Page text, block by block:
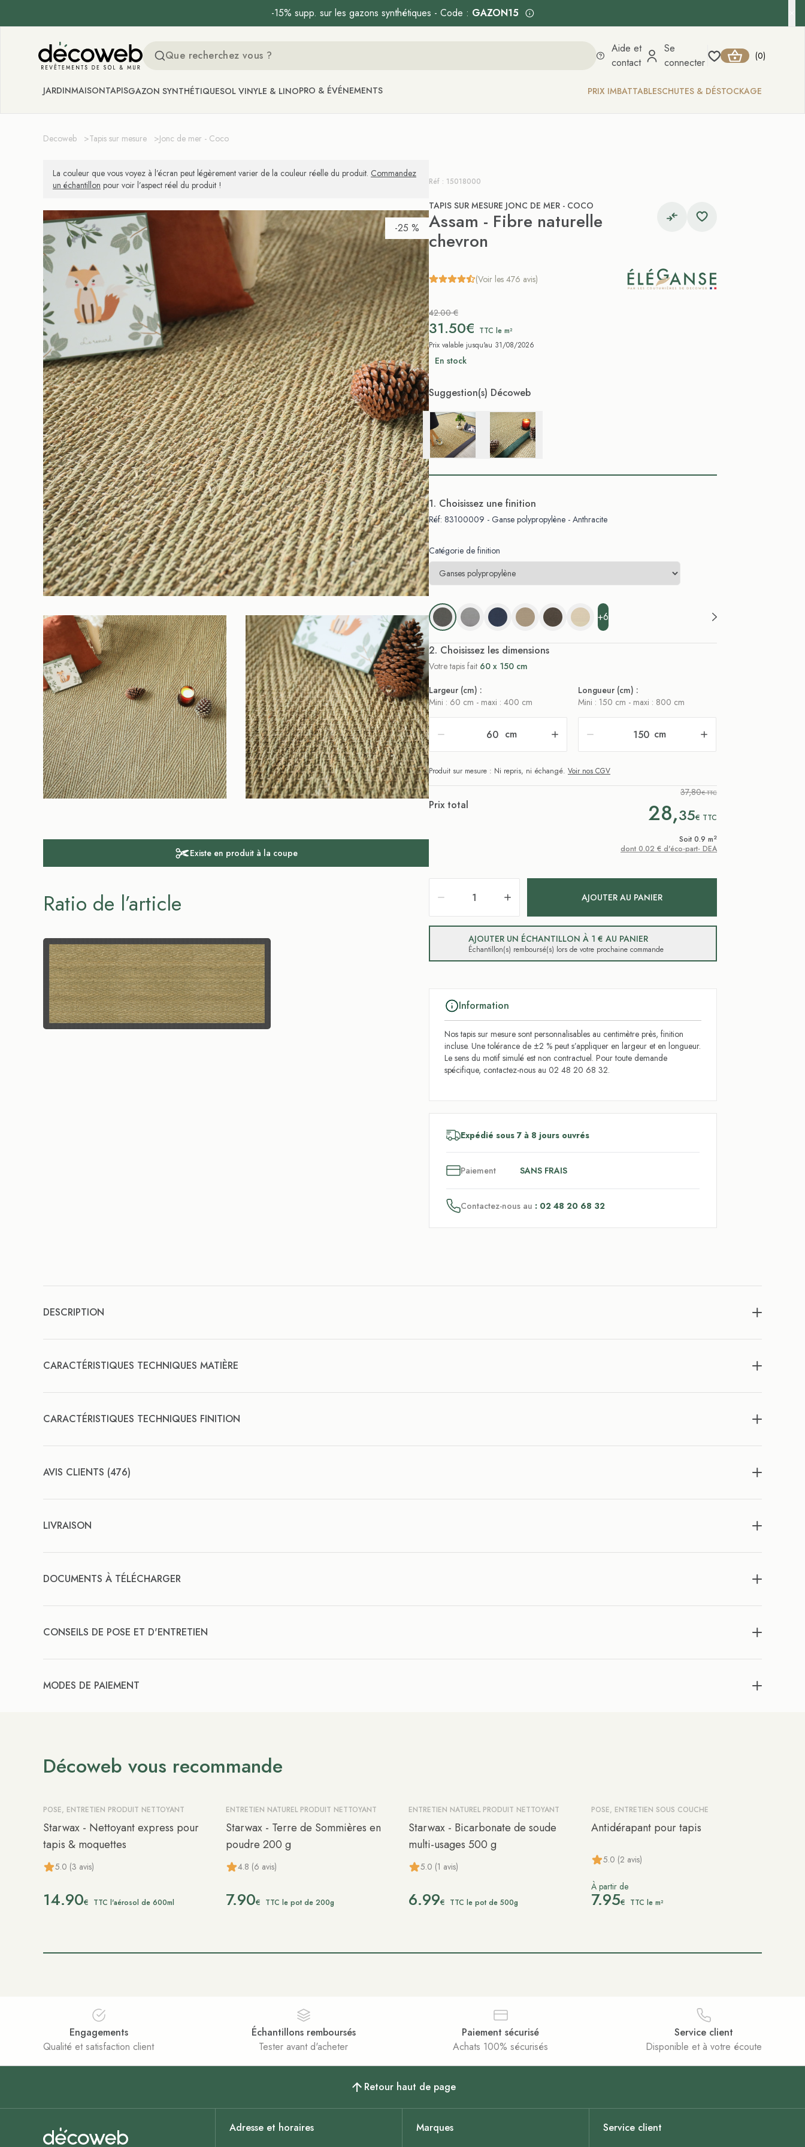
-15% supp. sur les gazons synthétiques - Code : GAZON15
Decoweb
Aide et
contact
Se
connecter
(0)
JARDINMAISONTAPISGAZON SYNTHÉTIQUESOL VINYLE & LINOPRO & ÉVÉNEMENTS PRIX IMBATTABLESCHUTES & DÉSTOCKAGE
Decoweb >Tapis sur mesure >Jonc de mer - Coco
La couleur que vous voyez à l’écran peut légèrement varier de la couleur réelle du produit. Commandez
un échantillon pour voir l’aspect réel du produit !
-25 %
Existe en produit à la coupe
Ratio de l’article
Réf : 15018000
TAPIS SUR MESURE JONC DE MER - COCO
Assam - Fibre naturelle
chevron
(Voir les 476 avis)
42.00 €
31.50€ TTC le m²
Prix valable jusqu'au 31/08/2026
En stock
Suggestion(s) Décoweb
. Choisissez une finition
Réf: 83100009 - Ganse polypropylène - Anthracite
Catégorie de finition
+6
. Choisissez les dimensions
Votre tapis fait 60 x 150 cm
Largeur (cm) :
Mini : 60 cm - maxi : 400 cm
cm
Longueur (cm) :
Mini : 150 cm - maxi : 800 cm
cm
Produit sur mesure : Ni repris, ni échangé. Voir nos CGV
Prix total
37,80€ TTC
28,35€ TTC
Soit 0.9 m2
dont 0.02 € d'éco-part- DEA
AJOUTER AU PANIER
AJOUTER UN ÉCHANTILLON À 1 € AU PANIER
Échantillon(s) remboursé(s) lors de votre prochaine commande
Information
Nos tapis sur mesure sont personnalisables au centimètre près, finition
incluse. Une tolérance de ±2 % peut s’appliquer en largeur et en longueur.
Le sens du motif simulé est non contractuel. Pour toute demande
spécifique, contactez-nous au 02 48 20 68 32.
Expédié sous 7 à 8 jours ouvrés
Paiement SANS FRAIS
Contactez-nous au : 02 48 20 68 32
DESCRIPTION
CARACTÉRISTIQUES TECHNIQUES MATIÈRE
CARACTÉRISTIQUES TECHNIQUES FINITION
AVIS CLIENTS (476)
LIVRAISON
DOCUMENTS À TÉLÉCHARGER
CONSEILS DE POSE ET D'ENTRETIEN
MODES DE PAIEMENT
Décoweb vous recommande
POSE, ENTRETIEN PRODUIT NETTOYANT
Starwax - Nettoyant express pour
tapis & moquettes
5.0 (3 avis)
14.90€ TTC l'aérosol de 600ml
ENTRETIEN NATUREL PRODUIT NETTOYANT
Starwax - Terre de Sommières en
poudre 200 g
4.8 (6 avis)
7.90€ TTC le pot de 200g
ENTRETIEN NATUREL PRODUIT NETTOYANT
Starwax - Bicarbonate de soude
multi-usages 500 g
5.0 (1 avis)
6.99€ TTC le pot de 500g
POSE, ENTRETIEN SOUS COUCHE
Antidérapant pour tapis
5.0 (2 avis)
À partir de
7.95€ TTC le m²
Engagements
Qualité et satisfaction client
Échantillons remboursés
Tester avant d'acheter
Paiement sécurisé
Achats 100% sécurisés
Service client
Disponible et à votre écoute
Retour haut de page
Adresse et horaires Marques Service client